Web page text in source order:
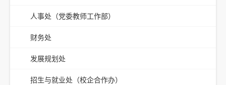
人事处（党委教师工作部）
财务处
发展规划处
招生与就业处（校企合作办）